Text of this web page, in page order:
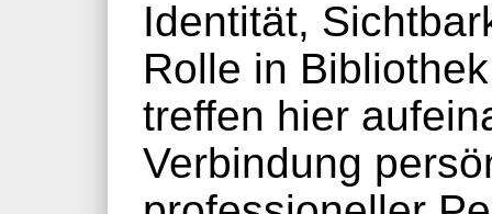
Identität,
Rolle in
treffen hier
Verbindung